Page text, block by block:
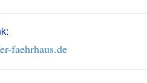
faehrhaus.de